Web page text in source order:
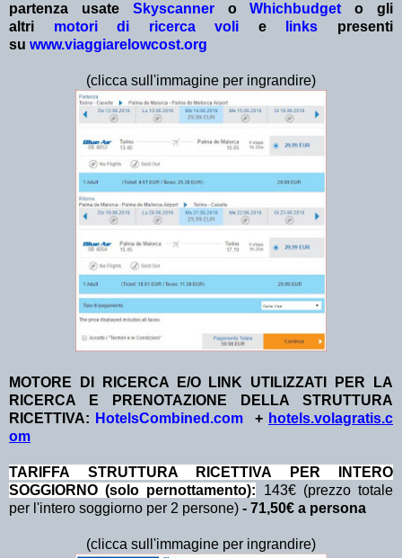
partenza usate SkyscanneroWhichbudget o gli
altri motori di ricerca voli e links presenti
su www.viaggiarelowcost.org
(clicca sull'immagine per ingrandire)
MOTORE DI RICERCA E/O LINK UTILIZZATI PER LA
RICERCA E PRENOTAZIONE DELLA STRUTTURA
RICETTIVA: HotelsCombined.com + hotels.volagratis.c
om
TA RIFFA STRUTTURA RICETTIVA PER INTERO
SOGGIORNO (solo pernottamento): 143€ (prezzo totale
per l'intero soggiorno per 2 persone) - 71,50€ a persona
(clicca sull'immagine per ingrandire)